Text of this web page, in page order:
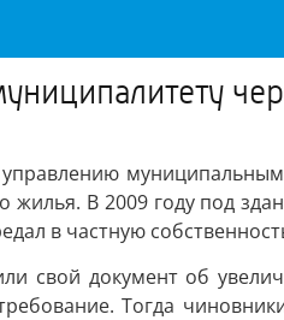
В 2009 году под
в частную
свой документ об
Тогда